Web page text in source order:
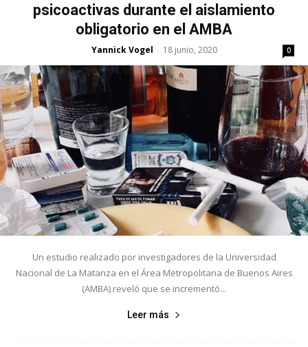
psicoactivas durante el aislamiento
obligatorio en el AMBA
Yannick Vogel - 18 junio, 2020 0
Un estudio realizado por investigadores de la Universidad
Nacional de La Matanza en el Área Metropolitana de Buenos Aires
(AMBA) reveló que se incrementó...
Leer más